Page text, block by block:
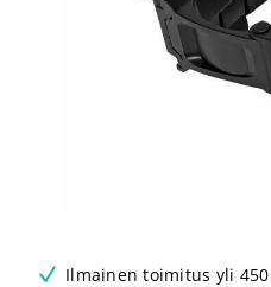
Ilmainen toimitus yli